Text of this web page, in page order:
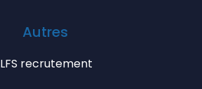
Autres
LFS recrutement